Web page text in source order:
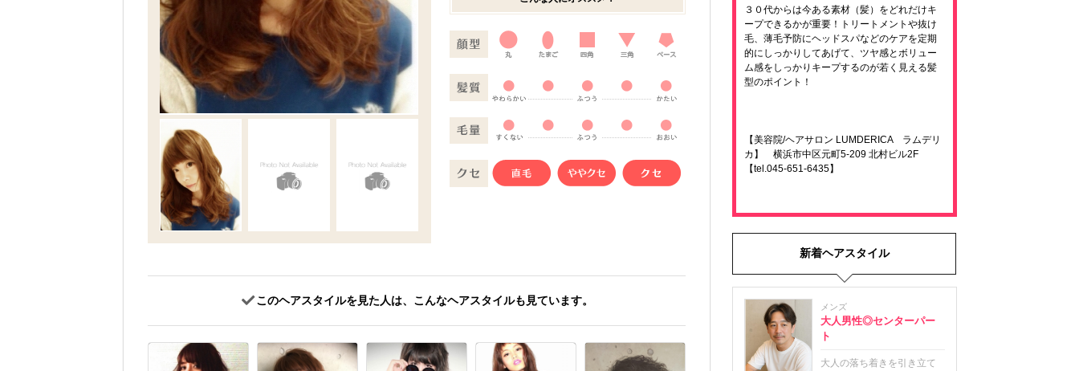
このヘアスタイルを見た人は、こんなヘアスタイルも見ています。
３０代からは今ある素材（髪）をどれだけキ
ープできるかが重要！トリートメントや抜け
毛、薄毛予防にヘッドスパなどのケアを定期
的にしっかりしてあげて、ツヤ感とボリュー
ム感をしっかりキープするのが若く見える髪
型のポイント！
【美容院/ヘアサロン LUMDERICA ラムデリ
カ】 横浜市中区元町5-209 北村ビル2F
【tel.045-651-6435】
新着ヘアスタイル
メンズ
大人男性◎センターパー
ト
大人の落ち着きを引き立て